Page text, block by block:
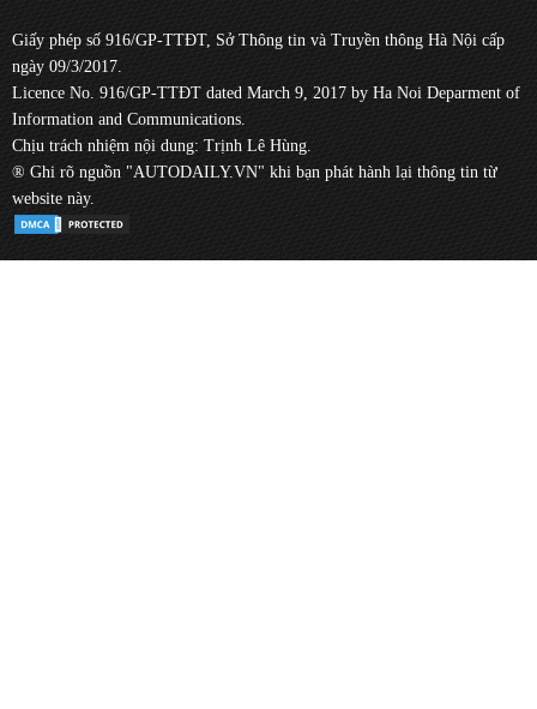
Giấy phép số 916/GP-TTĐT, Sở Thông tin và Truyền thông Hà Nội cấp
ngày 09/3/2017.
Licence No. 916/GP-TTĐT dated March 9, 2017 by Ha Noi Deparment of
Information and Communications.
Chịu trách nhiệm nội dung: Trịnh Lê Hùng.
® Ghi rõ nguồn "AUTODAILY.VN" khi bạn phát hành lại thông tin từ
website này.